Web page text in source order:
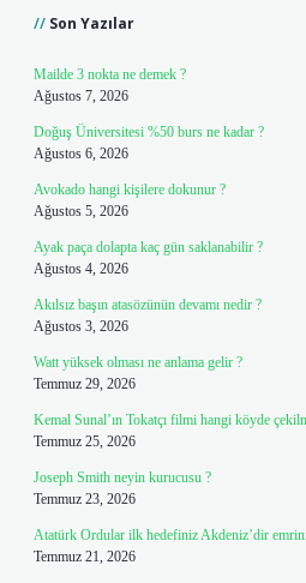
Son Yazılar
Mailde 3 nokta ne demek ?
Ağustos 7, 2026
Doğuş Üniversitesi %50 burs ne kadar ?
Ağustos 6, 2026
Avokado hangi kişilere dokunur ?
Ağustos 5, 2026
Ayak paça dolapta kaç gün saklanabilir ?
Ağustos 4, 2026
Akılsız başın atasözünün devamı nedir ?
Ağustos 3, 2026
Watt yüksek olması ne anlama gelir ?
Temmuz 29, 2026
Kemal Sunal’ın Tokatçı filmi hangi köyde
Temmuz 25, 2026
Joseph Smith neyin kurucusu ?
Temmuz 23, 2026
Atatürk Ordular ilk hedefiniz Akdeniz’dir
Temmuz 21, 2026